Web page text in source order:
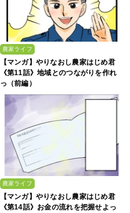
農家ライフ
【マンガ】やりなおし農家はじめ君
《第11話》地域とのつながりを作れ
っ（前編）
農家ライフ
【マンガ】やりなおし農家はじめ君
《第14話》お金の流れを把握せよっ